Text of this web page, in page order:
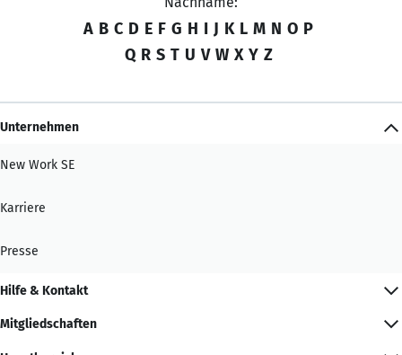
A B C D E F G H I J K L M N O P
Q R S T U V W X Y Z
Unternehmen
New Work SE
Karriere
Presse
Hilfe & Kontakt
Mitgliedschaften